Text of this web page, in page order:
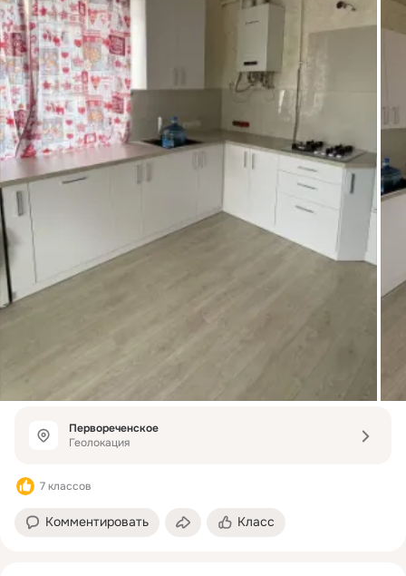
Первореченское
Геолокация
7 классов
Комментировать Класс